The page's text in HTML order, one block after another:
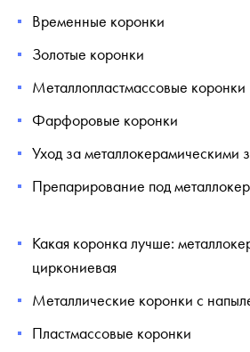
Временные коронки
Золотые коронки
Металлопластмассовые коронки
Фарфоровые коронки
Уход за металлокерамическими
Препарирование под
Какая коронка лучше:
циркониевая
Металлические коронки с
Пластмассовые коронки